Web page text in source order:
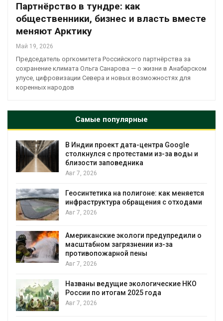
Партнёрство в тундре: как
общественники, бизнес и власть вместе
меняют Арктику
Май 19, 2026
Председатель оргкомитета Российского партнёрства за
сохранение климата Ольга Санарова — о жизни в Анабарском
улусе, цифровизации Севера и новых возможностях для
коренных народов
Самые популярные
В Индии проект дата-центра Google
столкнулся с протестами из-за воды и
близости заповедника
Авг 7, 2026
Геосинтетика на полигоне: как меняется
инфраструктура обращения с отходами
Авг 7, 2026
Американские экологи предупредили о
масштабном загрязнении из-за
противопожарной пены
Авг 7, 2026
Названы ведущие экологические НКО
России по итогам 2025 года
Авг 7, 2026